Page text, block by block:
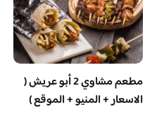
مطعم مشاوي 2 أبو عريش (
الاسعار + المنيو + الموقع )